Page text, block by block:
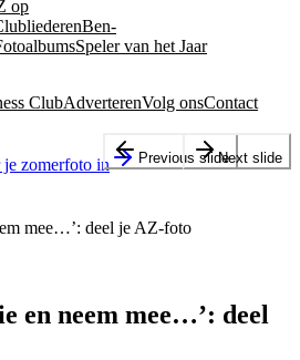
op
Ben-
Speler van het Jaar
ClubAdverterenVolg onsContact
je zomerfoto in
en neem mee…’: deel
Previous slideNext slide